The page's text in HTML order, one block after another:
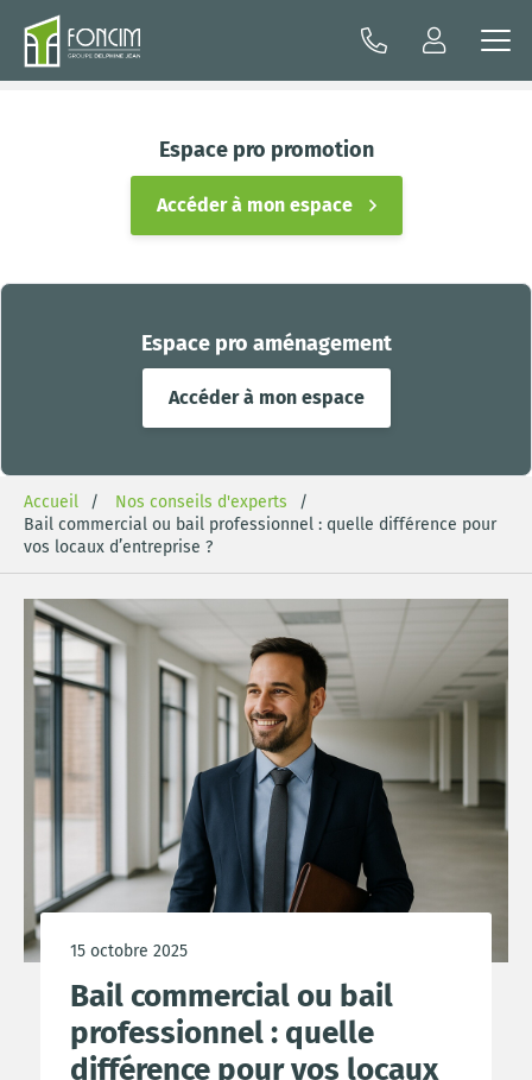
Espace pro aménagement
Accéder à mon espace
Espace pro promotion
Accéder à mon espace
Accueil
Nos conseils d'experts
Bail commercial ou bail professionnel : quelle différence pour
vos locaux d’entreprise ?
15 octobre 2025
Bail commercial ou bail
professionnel : quelle
différence pour vos locaux